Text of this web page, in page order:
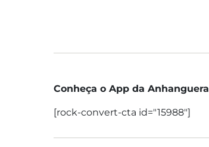
Conheça o App da Anhanguera
[rock-convert-cta id="15988"]